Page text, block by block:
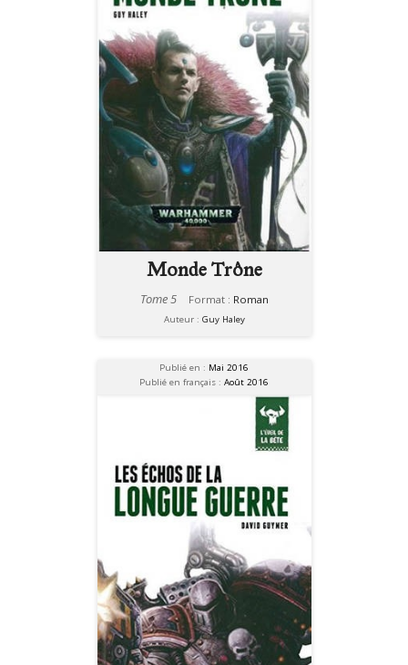
Monde Trône
Tome 5 Format : Roman
Auteur : Guy Haley
Publié en : Mai 2016
Publié en français : Août 2016